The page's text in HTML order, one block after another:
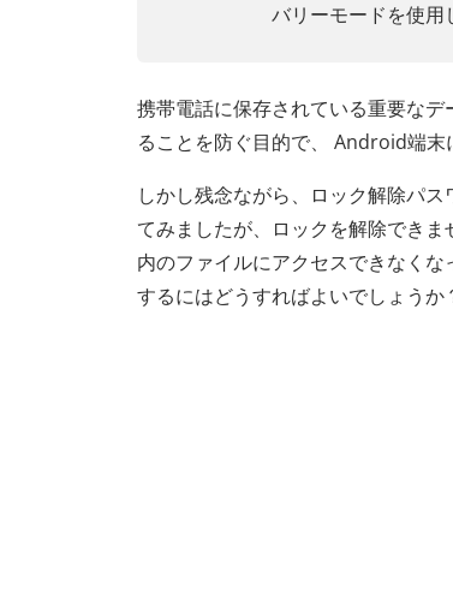
バリーモードを使用
携帯電話に保存されている重要な
ることを防ぐ目的で、 Android端末
しかし残念ながら、ロック解除パ
てみましたが、ロックを解除でき
内のファイルにアクセスできなく
するにはどうすればよいでしょうか